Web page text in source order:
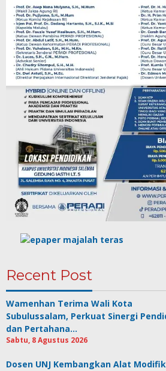
Recent Post
Wamenhan Terima Wali Kota
Subulussalam, Perkuat Sinergi
dan Pertahana…
Sabtu, 8 Agustus 2026
Dosen UNJ Kembangkan Alat